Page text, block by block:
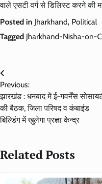
वाले एसटी वर्ग से डिलिस्ट करने की
Posted in Jharkhand, Political
Tagged Jharkhand-Nisha-on-
Post
navigation
Previous:
झारखंड : धनबाद में ई-गवर्नेंस
की बैठक, जिला परिषद व कंबाइंड
बिल्डिंग में खुलेगा प्रज्ञा केन्द्र
Related Posts